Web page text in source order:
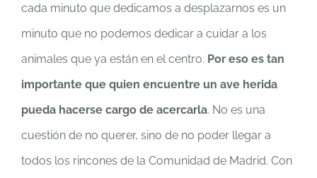
cada minuto que dedicamos a desplazarnos es un
minuto que no podemos dedicar a cuidar a los
animales que ya están en el centro. Por eso es tan
importante que quien encuentre un ave herida
pueda hacerse cargo de acercarla. No es una
cuestión de no querer, sino de no poder llegar a
todos los rincones de la Comunidad de Madrid. Con